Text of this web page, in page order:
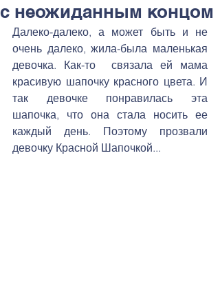
с неожиданным концом
Далеко-далеко, а может быть и не
очень далеко, жила-была маленькая
девочка. Как-то  связала ей мама
красивую шапочку красного цвета. И
так девочке понравилась эта
шапочка, что она стала носить ее
каждый день. Поэтому прозвали
девочку Красной Шапочкой...